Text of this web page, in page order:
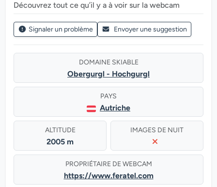
Découvrez tout ce qu’il y a à voir sur la webcam
Signaler un problème Envoyer une suggestion
DOMAINE SKIABLE
Obergurgl - Hochgurgl
PAYS
Autriche
ALTITUDE
2005 m
IMAGES DE NUIT
PROPRIÉTAIRE DE WEBCAM
https://www.feratel.com